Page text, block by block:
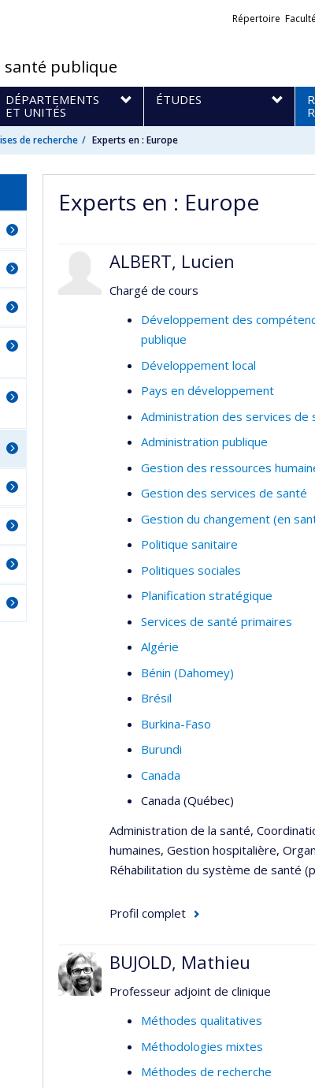
santé publique
Liens
Répertoire
DÉPARTEMENTS
ET UNITÉS
ÉTUDES
de recherche Experts en : Europe
Experts en : Europe
ALBERT, Lucien
Chargé de cours
Développement des
publique
Développement local
Pays en développement
Administration des services de
Administration publique
Gestion des ressources
Gestion des services de santé
Gestion du changement (en
Politique sanitaire
Politiques sociales
Planification stratégique
Services de santé primaires
Algérie
Bénin (Dahomey)
Brésil
Burkina-Faso
Burundi
Canada
Canada (Québec)
Administration de la santé,
humaines, Gestion hospitalière,
Réhabilitation du système de santé
Profil complet
BUJOLD, Mathieu
Professeur adjoint de clinique
Méthodes qualitatives
Méthodologies mixtes
Méthodes de recherche